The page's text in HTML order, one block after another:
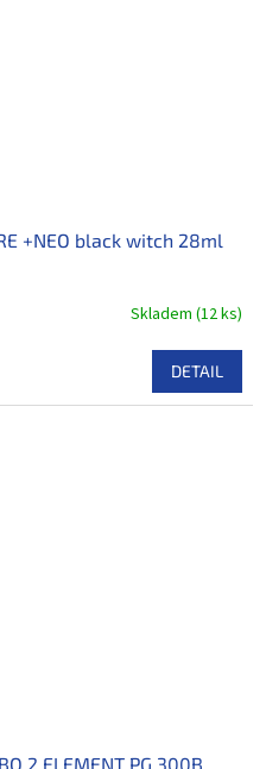
+NEO black witch 28ml
Skladem (12 ks)
DETAIL
2 ELEMENT PG 300B